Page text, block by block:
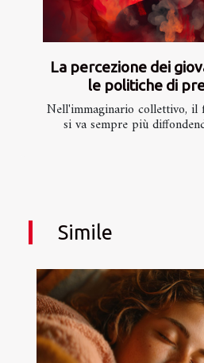
La percezione dei
le politiche di
Nell'immaginario collettivo, il
si va sempre più
Simile